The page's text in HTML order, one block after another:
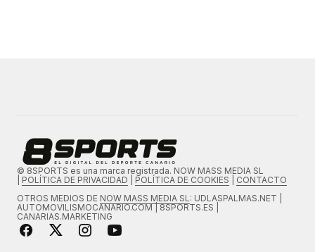
© 8SPORTS es una marca registrada. NOW MASS MEDIA SL
POLÍTICA DE PRIVACIDAD POLÍTICA DE COOKIES
CONTACTO
OTROS MEDIOS DE NOW MASS MEDIA SL : UDLASPALMAS.NET |
AUTOMOVILISMOCANARIO.COM | 8SPORTS.ES |
CANARIAS.MARKETING